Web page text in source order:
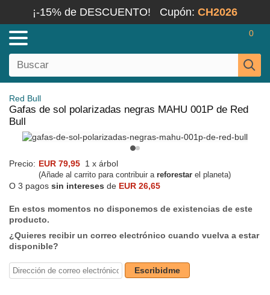
¡-15% de DESCUENTO! Cupón: CH2026
0
Red Bull
Gafas de sol polarizadas negras MAHU 001P de Red
Bull
Precio: EUR 79,95 1 x árbol
(Añade al carrito para contribuir a reforestar el planeta)
O 3 pagos sin intereses de EUR 26,65
En estos momentos no disponemos de existencias de este
producto.
¿Quieres recibir un correo electrónico cuando vuelva a estar
disponible?
Escribidme